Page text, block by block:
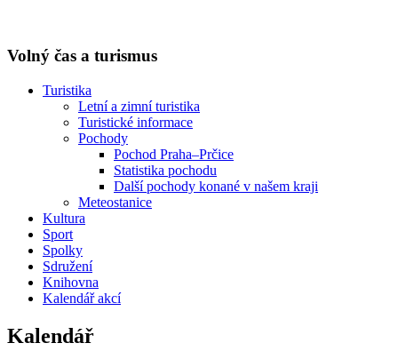
Volný čas a turismus
Turistika
Letní a zimní turistika
Turistické informace
Pochody
Pochod Praha–Prčice
Statistika pochodu
Další pochody konané v našem kraji
Meteostanice
Kultura
Sport
Spolky
Sdružení
Knihovna
Kalendář akcí
Kalendář